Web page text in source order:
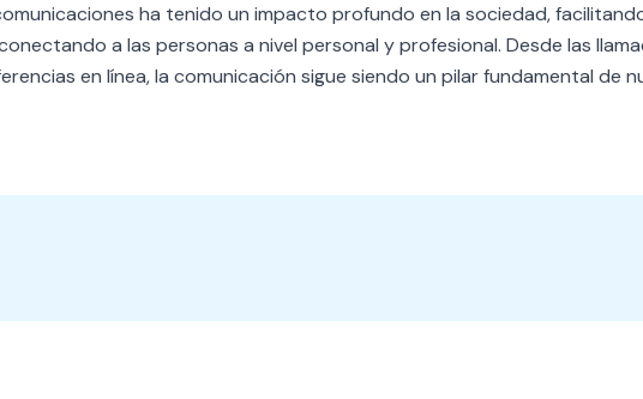
ha tenido un impacto profundo en la sociedad,
a las personas a nivel personal y profesional. Desde las
en línea, la comunicación sigue siendo un pilar fundamental de